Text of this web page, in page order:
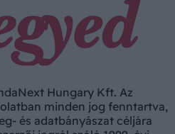
Hungary Kft. Az
minden jog fenntartva,
és adatbányászat céljára